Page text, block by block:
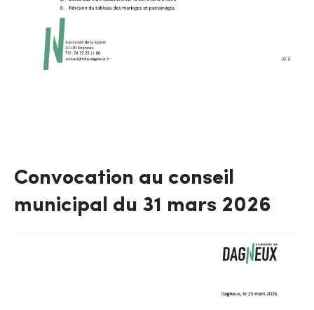
Convocation au conseil
municipal du 31 mars 2026